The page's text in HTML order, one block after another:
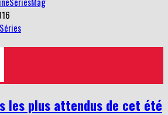
les plus attendus de cet été